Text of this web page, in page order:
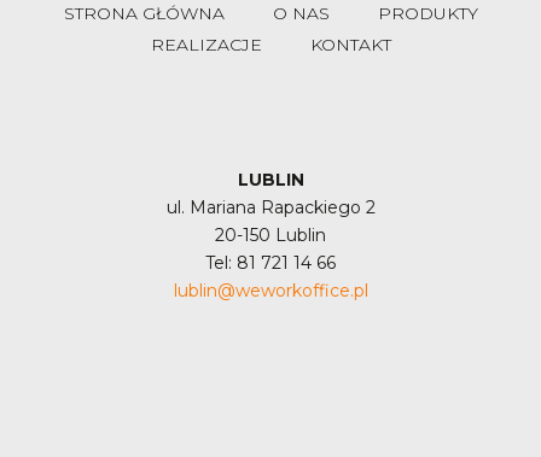
STRONA GŁÓWNA O NAS
PRODUKTY
REALIZACJE
KONTAKT
LUBLIN
ul. Mariana Rapackiego 2
20-150 Lublin
Tel: 81 721 14 66
lublin@weworkoffice.pl